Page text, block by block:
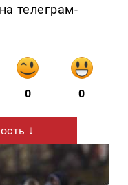
телеграм-
0 0
↓